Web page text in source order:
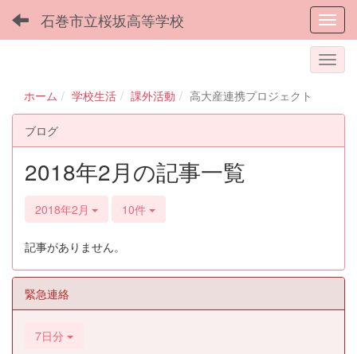
石巻市立桜坂高等学校
ホーム 学校生活 課外活動 高大産連携プロジェクト
ブログ
2018年2月の記事一覧
2018年2月 10件
記事がありません。
緊急連絡
7日分